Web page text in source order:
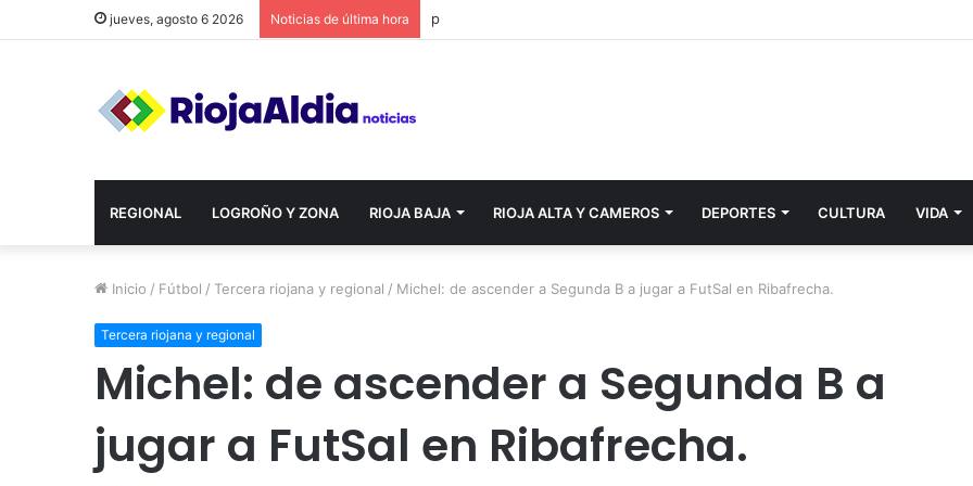
jueves, agosto 6 2026 Noticias de última hora
REGIONAL LOGROÑO Y ZONA RIOJA BAJA RIOJA ALTA Y CAMEROS DEPORTES CULTURA VIDA
Inicio / Fútbol / Tercera riojana y regional / Michel: de ascender a Segunda B a jugar a FutSal en Ribafrecha.
Tercera riojana y regional
Michel: de ascender a Segunda B a
jugar a FutSal en Ribafrecha.